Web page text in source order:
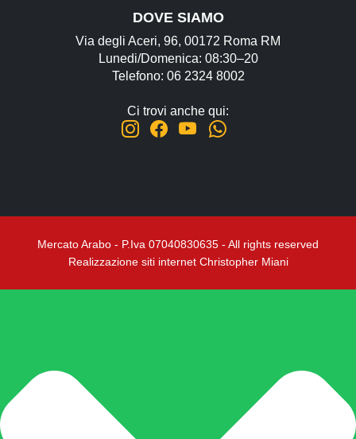
DOVE SIAMO
Via degli Aceri, 96, 00172 Roma RM
Lunedi/Domenica: 08:30–20
Telefono: 06 2324 8002
Ci trovi anche qui:
Mercato Arabo - P.Iva 07040830635 - All rights reserved
Realizzazione siti internet Christopher Miani